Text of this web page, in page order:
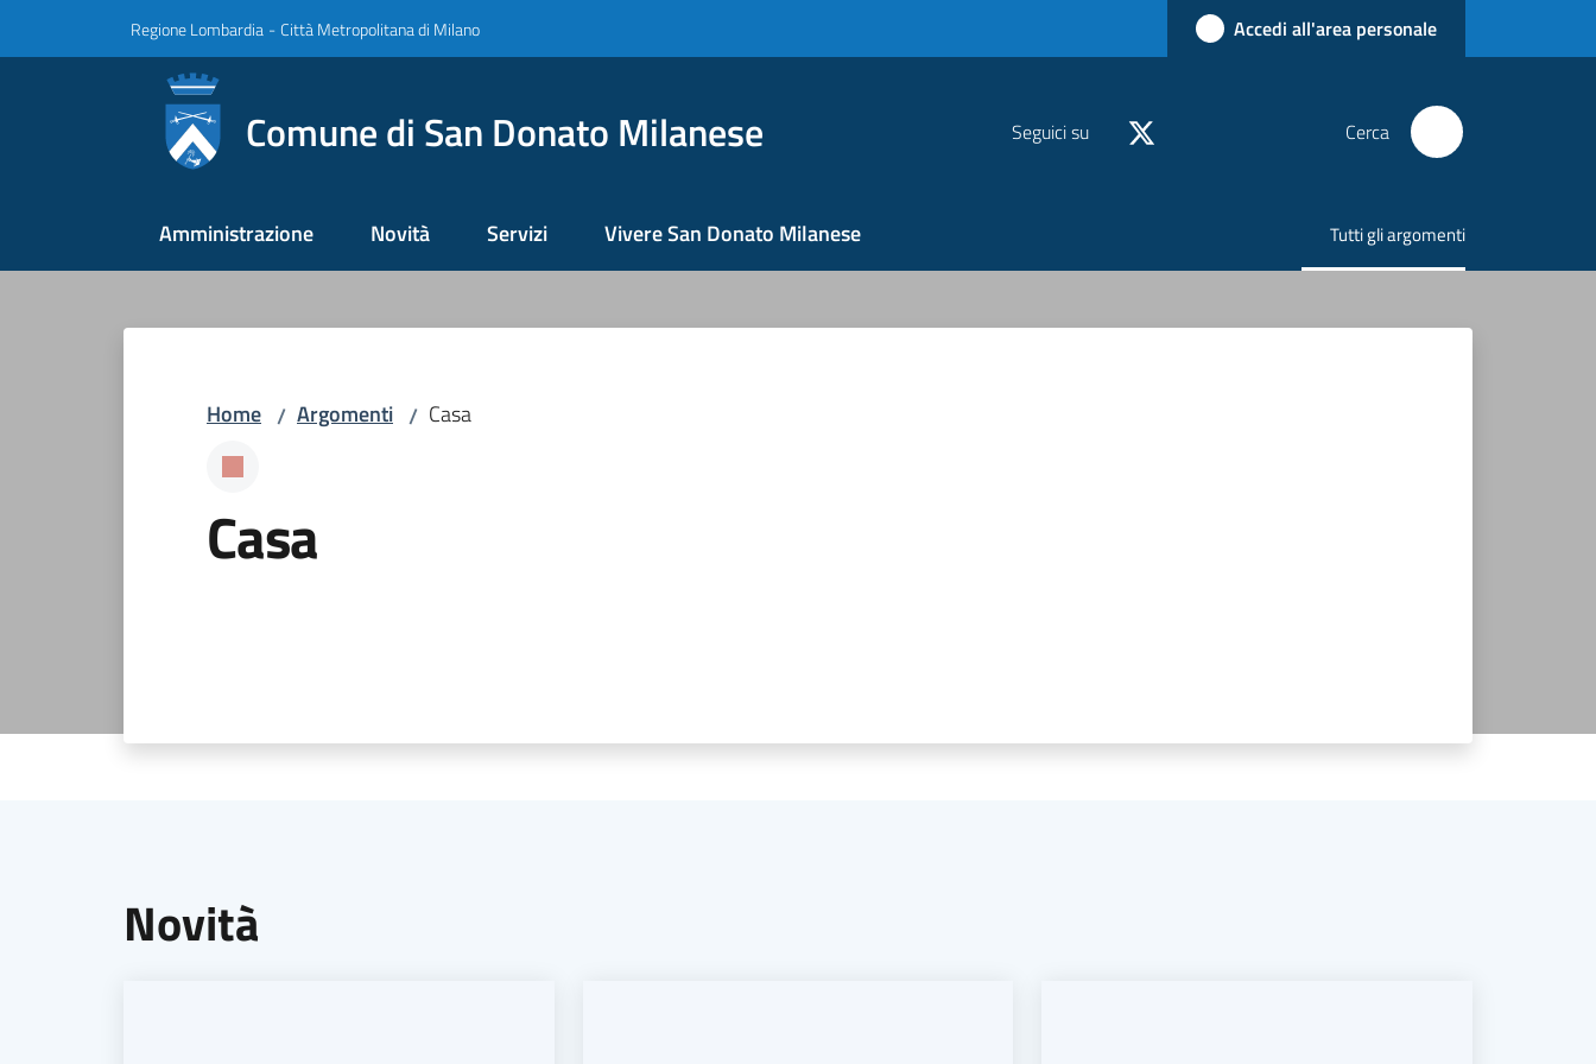
Regione Lombardia -Città Metropolitana di Milano Accedi all'area personale
Comune di San Donato Milanese Seguici su Cerca
Amministrazione Novità Servizi Vivere San Donato Milanese Tutti gli argomenti
Menu selezionato
Home / Argomenti / Casa
Casa
Novità